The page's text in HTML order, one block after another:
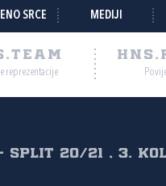
SRCE MEDIJI
reprezentacije
Split 20/21 , 3.